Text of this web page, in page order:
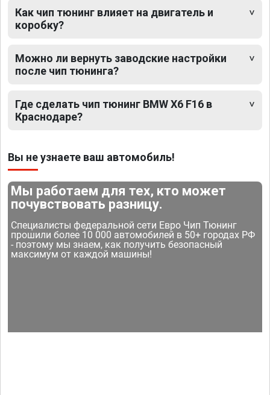
Как чип тюнинг влияет на двигатель и
коробку?
Можно ли вернуть заводские настройки
после чип тюнинга?
Где сделать чип тюнинг BMW X6 F16 в
Краснодаре?
Вы не узнаете ваш автомобиль!
Мы работаем для тех, кто может
почувствовать разницу.
Специалисты федеральной сети Евро Чип Тюнинг
прошили более 10 000 автомобилей в 50+ городах РФ
- поэтому мы знаем, как получить безопасный
максимум от каждой машины!